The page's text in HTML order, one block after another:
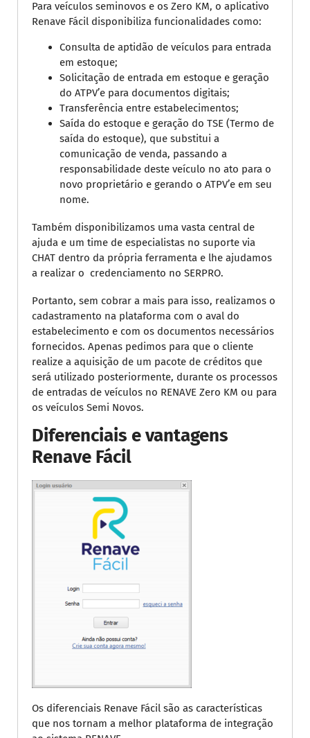
Para veículos seminovos e os Zero KM, o aplicativo
Renave Fácil disponibiliza funcionalidades como:
Consulta de aptidão de veículos para entrada
em estoque;
Solicitação de entrada em estoque e geração
do ATPV’e para documentos digitais;
Transferência entre estabelecimentos;
Saída do estoque e geração do TSE (Termo de
saída do estoque), que substitui a
comunicação de venda, passando a
responsabilidade deste veículo no ato para o
novo proprietário e gerando o ATPV’e em seu
nome.
Também disponibilizamos uma vasta central de
ajuda e um time de especialistas no suporte via
CHAT dentro da própria ferramenta e lhe ajudamos
a realizar o credenciamento no SERPRO.
Portanto, sem cobrar a mais para isso, realizamos o
cadastramento na plataforma com o aval do
estabelecimento e com os documentos necessários
fornecidos. Apenas pedimos para que o cliente
realize a aquisição de um pacote de créditos que
será utilizado posteriormente, durante os processos
de entradas de veículos no RENAVE Zero KM ou para
os veículos Semi Novos.
Diferenciais e vantagens
Renave Fácil
Os diferenciais Renave Fácil são as características
que nos tornam a melhor plataforma de integração